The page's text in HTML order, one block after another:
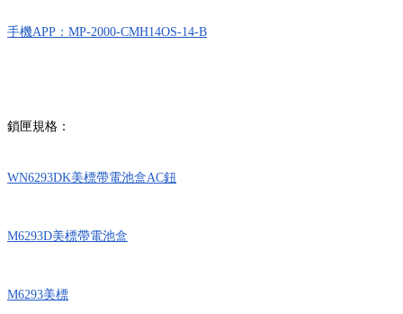
手機APP：MP-2000-CMH14OS-14-B
鎖匣規格：
WN6293DK美標帶電池盒AC鈕
M6293D美標帶電池盒
M6293美標